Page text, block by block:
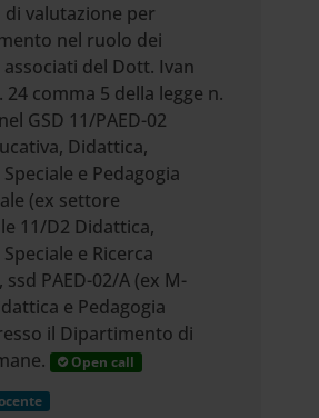
di valutazione per
nel ruolo dei
del Dott. Ivan
24 comma 5 della legge n.
GSD 11/PAED-02
Didattica,
e Pedagogia
(ex settore
11/D2 Didattica,
e Ricerca
ssd PAED-02/A (ex M-
e Pedagogia
il Dipartimento di
Open call